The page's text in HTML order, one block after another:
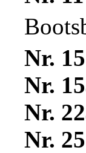
Nr. 15
Nr.
Nr.
Nr. 25